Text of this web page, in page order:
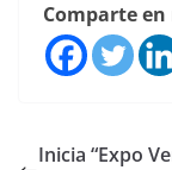
Comparte en
Inicia “Expo